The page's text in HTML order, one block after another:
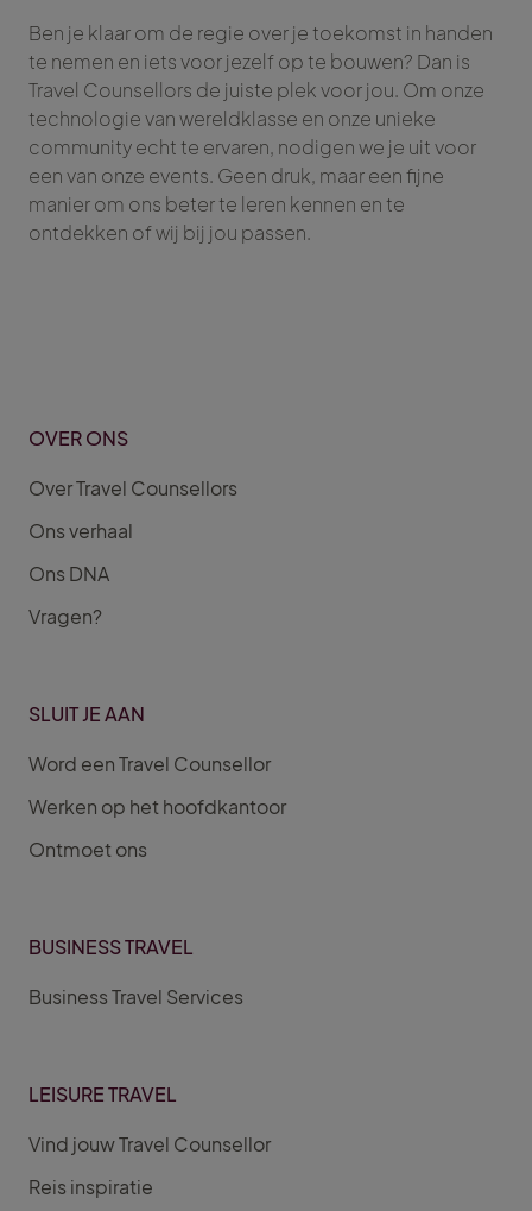
Ben je klaar om de regie over je toekomst in handen
te nemen en iets voor jezelf op te bouwen? Dan is
Travel Counsellors de juiste plek voor jou. Om onze
technologie van wereldklasse en onze unieke
community echt te ervaren, nodigen we je uit voor
een van onze events. Geen druk, maar een fijne
manier om ons beter te leren kennen en te
ontdekken of wij bij jou passen.
OVER ONS
Over Travel Counsellors
Ons verhaal
Ons DNA
Vragen?
SLUIT JE AAN
Word een Travel Counsellor
Werken op het hoofdkantoor
Ontmoet ons
BUSINESS TRAVEL
Business Travel Services
LEISURE TRAVEL
Vind jouw Travel Counsellor
Reis inspiratie